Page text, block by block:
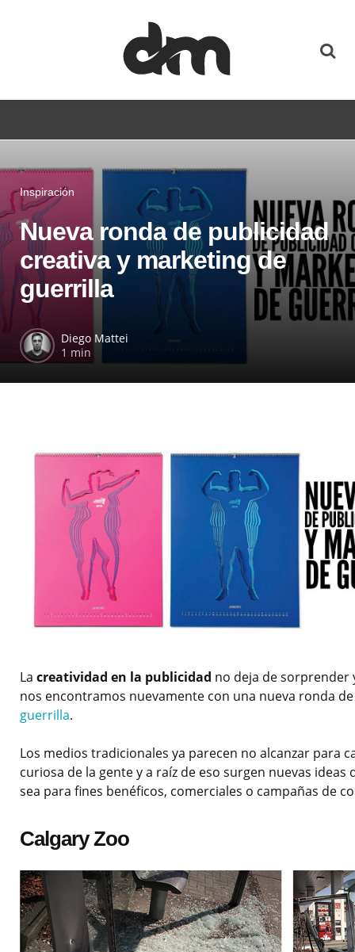
Inspiración
Nueva ronda de publicidad
creativa y marketing de
guerrilla
Diego Mattei
1 min
La creatividad en la publicidad no deja de sorprender
nos encontramos nuevamente con una nueva ronda
guerrilla.
Los medios tradicionales ya parecen no alcanzar para
curiosa de la gente y a raíz de eso surgen nuevas ideas
sea para fines benéficos, comerciales o campañas de
Calgary Zoo